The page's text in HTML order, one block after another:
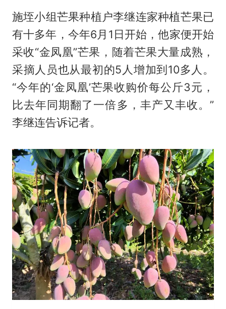
施垤小组芒果种植户李继连家种植芒果已
有十多年，今年6月1日开始，他家便开始
采收“金凤凰”芒果，随着芒果大量成熟，
采摘人员也从最初的5人增加到10多人。
“今年的‘金凤凰’芒果收购价每公斤3元，
比去年同期翻了一倍多，丰产又丰收。”
李继连告诉记者。